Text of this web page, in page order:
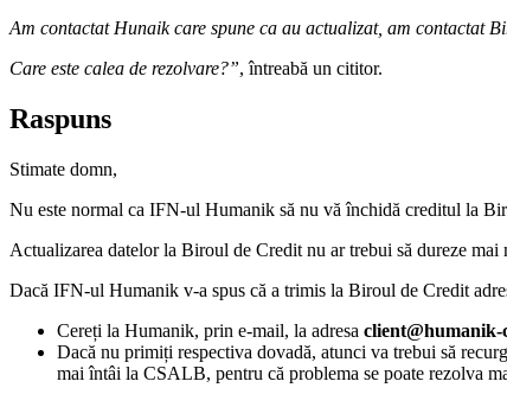
Am contactat Hunaik care spune ca au actualizat, am contactat
Care este calea de rezolvare?”, întreabă un cititor.
Raspuns
Stimate domn,
Nu este normal ca IFN-ul Humanik să nu vă închidă creditul la
Actualizarea datelor la Biroul de Credit nu ar trebui să dureze mai
Dacă IFN-ul Humanik v-a spus că a trimis la Biroul de Credit
Cereți la Humanik, prin e-mail, la adresa
Dacă nu primiți respectiva dovadă, atunci va trebui să
mai întâi la CSALB, pentru că problema se poate rezolva